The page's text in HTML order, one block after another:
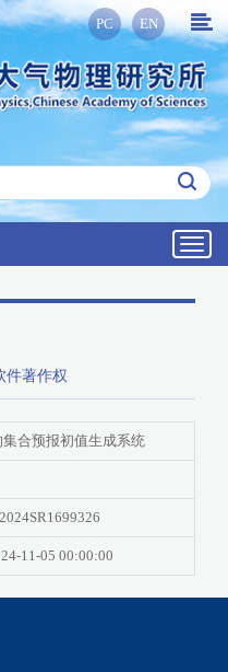
PC EN
件著作权
合预报初值生成系统
2024SR1699326
11-05 00:00:00